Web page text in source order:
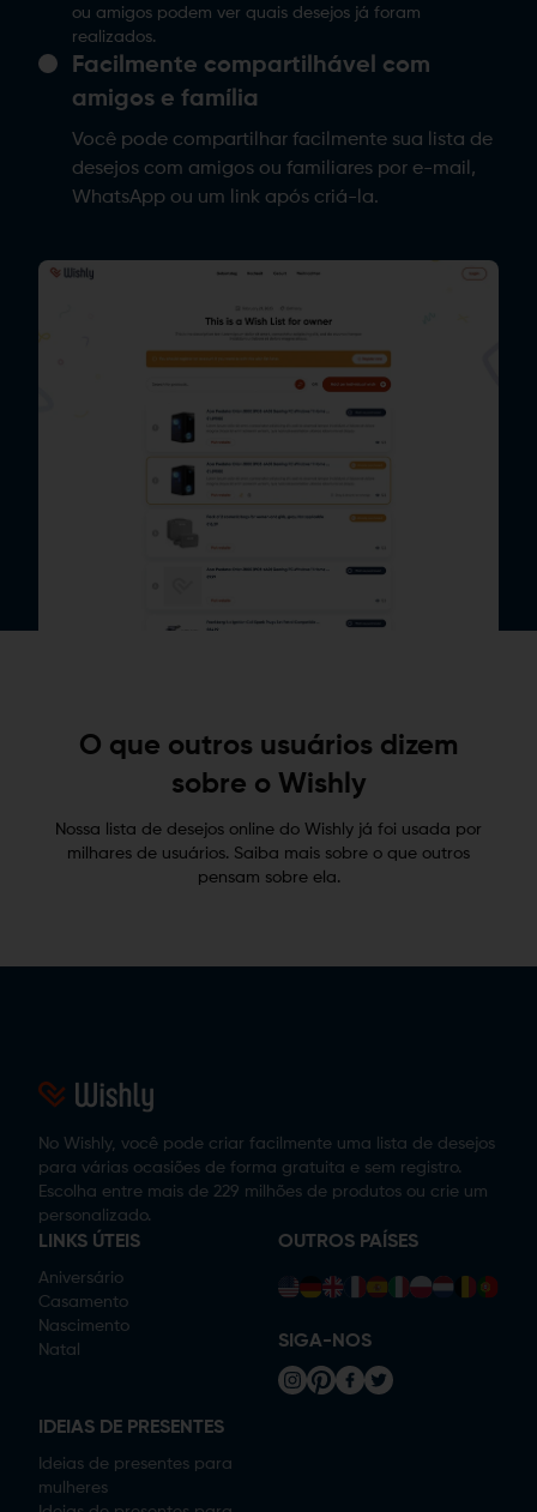
ou amigos podem ver quais desejos já foram
realizados.
Facilmente compartilhável com
amigos e família
Você pode compartilhar facilmente sua lista de
desejos com amigos ou familiares por e-mail,
WhatsApp ou um link após criá-la.
O que outros usuários dizem
sobre o Wishly
Nossa lista de desejos online do Wishly já foi usada por
milhares de usuários. Saiba mais sobre o que outros
pensam sobre ela.
No Wishly, você pode criar facilmente uma lista de desejos
para várias ocasiões de forma gratuita e sem registro.
Escolha entre mais de 229 milhões de produtos ou crie um
personalizado.
LINKS ÚTEIS
Aniversário
Casamento
Nascimento
Natal
OUTROS PAÍSES
IDEIAS DE PRESENTES
Ideias de presentes para
mulheres
SIGA-NOS